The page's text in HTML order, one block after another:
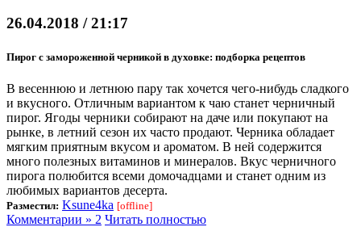
26.04.2018 / 21:17
Пирог с замороженной черникой в духовке: подборка рецептов
В весеннюю и летнюю пару так хочется чего-нибудь сладкого
и вкусного. Отличным вариантом к чаю станет черничный
пирог. Ягоды черники собирают на даче или покупают на
рынке, в летний сезон их часто продают. Черника обладает
мягким приятным вкусом и ароматом. В ней содержится
много полезных витаминов и минералов. Вкус черничного
пирога полюбится всеми домочадцами и станет одним из
любимых вариантов десерта.
Разместил: Ksune4ka [offline]
Комментарии » 2 Читать полностью